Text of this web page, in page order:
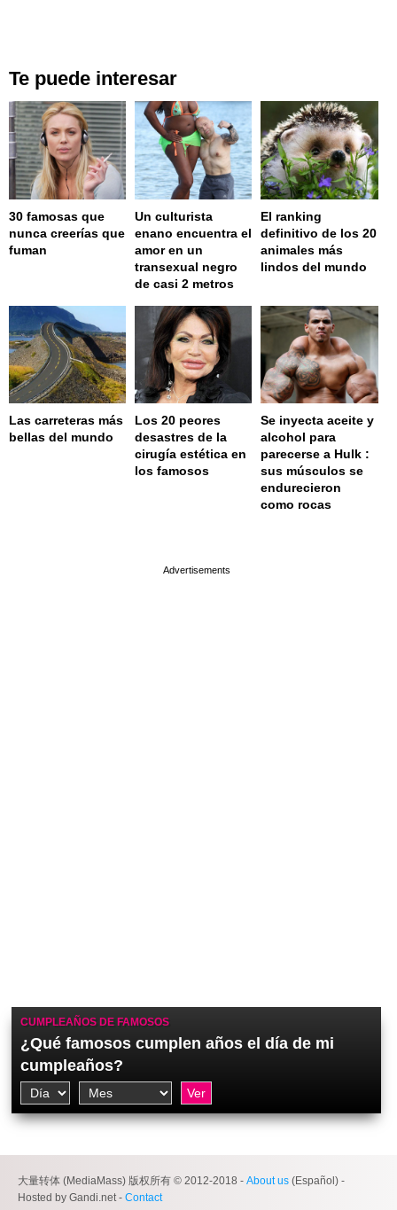
Te puede interesar
30 famosas que
nunca creerías que
fuman
Un culturista
enano encuentra el
amor en un
transexual negro
de casi 2 metros
El ranking
definitivo de los 20
animales más
lindos del mundo
Las carreteras más
bellas del mundo
Los 20 peores
desastres de la
cirugía estética en
los famosos
Se inyecta aceite y
alcohol para
parecerse a Hulk :
sus músculos se
endurecieron
como rocas
CUMPLEAÑOS DE FAMOSOS
¿Qué famosos cumplen años el día de mi
cumpleaños?
大量转体 (MediaMass) 版权所有 © 2012-2018 - About us (Español) -
Hosted by Gandi.net - Contact